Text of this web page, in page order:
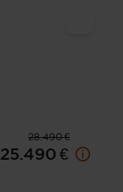
28.490 €
25.490 €